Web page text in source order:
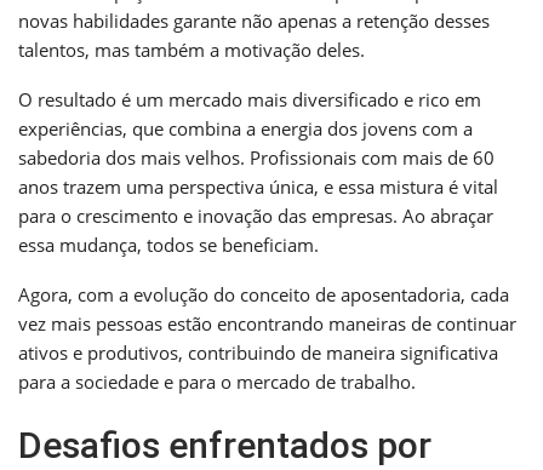
novas habilidades garante não apenas a retenção desses
talentos, mas também a motivação deles.
O resultado é um mercado mais diversificado e rico em
experiências, que combina a energia dos jovens com a
sabedoria dos mais velhos. Profissionais com mais de 60
anos trazem uma perspectiva única, e essa mistura é vital
para o crescimento e inovação das empresas. Ao abraçar
essa mudança, todos se beneficiam.
Agora, com a evolução do conceito de aposentadoria, cada
vez mais pessoas estão encontrando maneiras de continuar
ativos e produtivos, contribuindo de maneira significativa
para a sociedade e para o mercado de trabalho.
Desafios enfrentados por